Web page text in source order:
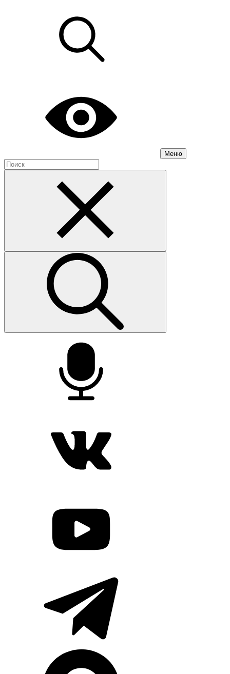
Меню